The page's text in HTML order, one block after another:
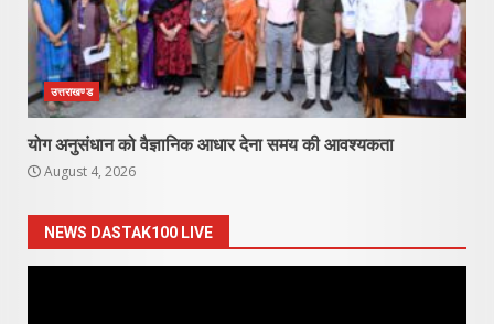
उत्तराखण्ड
योग अनुसंधान को वैज्ञानिक आधार देना समय की आवश्यकता
August 4, 2026
NEWS DASTAK100 LIVE